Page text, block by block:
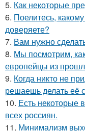
5. Как некоторые
6. Поелитесь,
доверяете?
7. Вам нужно
8. Мы посмотрим,
европейцы из
9. Когда никто не
решаешь делать её
10. Есть некоторые
всех россиян.
11. Минимализм